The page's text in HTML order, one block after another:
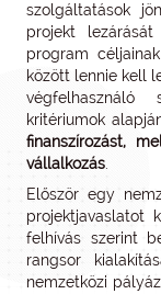
szolgáltatások
projekt
program
között lennie kell
végfelhasználó
kritériumok
finanszírozást,
vállalkozás
Először egy
projektjavaslatot
felhívás szerint
rangsor
nemzetközi